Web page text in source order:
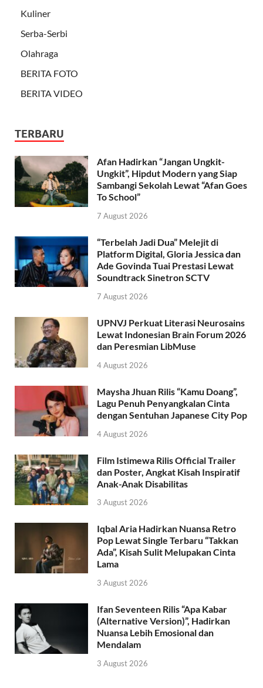
Kuliner
Serba-Serbi
Olahraga
BERITA FOTO
BERITA VIDEO
TERBARU
Afan Hadirkan “Jangan Ungkit-
Ungkit”, Hipdut Modern yang Siap
Sambangi Sekolah Lewat “Afan Goes
To School”
7 August 2026
“Terbelah Jadi Dua” Melejit di
Platform Digital, Gloria Jessica dan
Ade Govinda Tuai Prestasi Lewat
Soundtrack Sinetron SCTV
7 August 2026
UPNVJ Perkuat Literasi Neurosains
Lewat Indonesian Brain Forum 2026
dan Peresmian LibMuse
4 August 2026
Maysha Jhuan Rilis “Kamu Doang”,
Lagu Penuh Penyangkalan Cinta
dengan Sentuhan Japanese City Pop
4 August 2026
Film Istimewa Rilis Official Trailer
dan Poster, Angkat Kisah Inspiratif
Anak-Anak Disabilitas
3 August 2026
Iqbal Aria Hadirkan Nuansa Retro
Pop Lewat Single Terbaru “Takkan
Ada”, Kisah Sulit Melupakan Cinta
Lama
3 August 2026
Ifan Seventeen Rilis “Apa Kabar
(Alternative Version)”, Hadirkan
Nuansa Lebih Emosional dan
Mendalam
3 August 2026